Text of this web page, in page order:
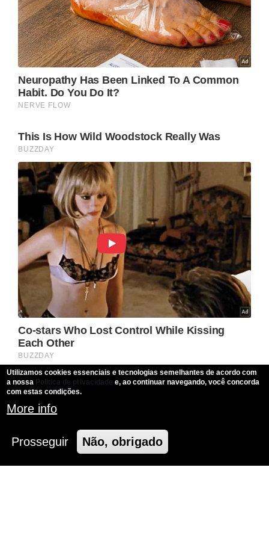
Utilizamos cookies essenciais e tecnologias semelhantes de acordo com
a nossa Politica de privacidade e, ao continuar navegando, você concorda
com estas condições.
More info
Prosseguir Não, obrigado